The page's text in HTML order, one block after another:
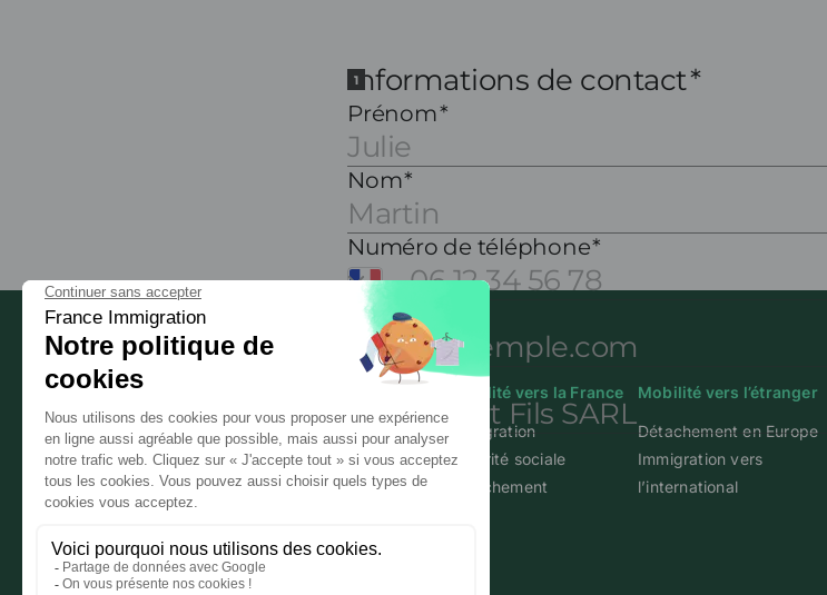
Les experts de l'immigration
professionnelle en France
Mobilité vers la France
Immigration
Sécurité sociale
Détachement
Mobilité vers l’étranger
Détachement en Europe
Immigration vers
l’international